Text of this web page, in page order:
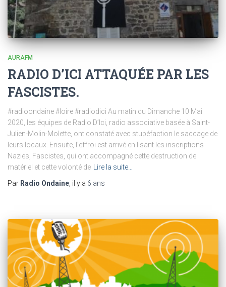
AURAFM
RADIO D’ICI ATTAQUÉE PAR LES
FASCISTES.
#radioondaine #loire #radiodici Au matin du Dimanche 10 Mai
2020, les équipes de Radio D’Ici, radio associative basée à Saint-
Julien-Molin-Molette, ont constaté avec stupéfaction le saccage de
leurs locaux. Ensuite, l’effroi est arrivé en lisant les inscriptions
Nazies, Fascistes, qui ont accompagné cette destruction de
matériel et cette volonté de
Lire la suite…
Par Radio Ondaine , il y a 6 ans